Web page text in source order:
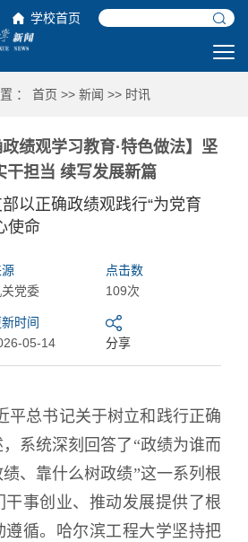
学校首页
： 首页 >> 新闻 >> 时讯
政绩观学习教育·特色做法】坚
干担当 续写发展新篇
以正确政绩观践行“为党育
使命
党委
点击数
109次
时间
05-14
分享
平总书记关于树立和践行正确
系统深刻回答了“政绩为谁而
、靠什么树政绩”这一系列根
干事创业、推动发展提供了根
遵循。哈尔滨工程大学坚持把